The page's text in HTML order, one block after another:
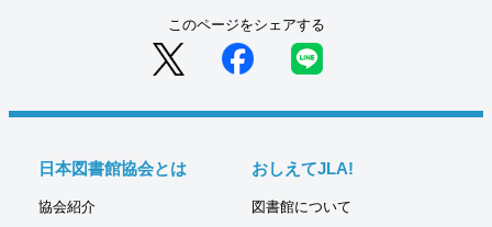
このページをシェアする
日本図書館協会とは
協会紹介
おしえてJLA!
図書館について